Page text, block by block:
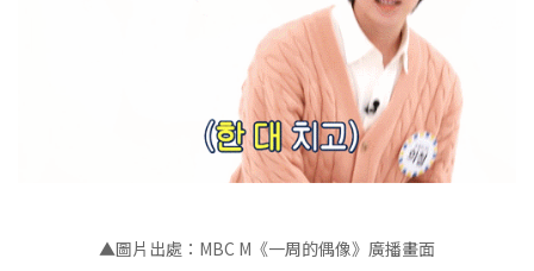
▲圖片出處：MBC M《一周的偶像》廣播畫面